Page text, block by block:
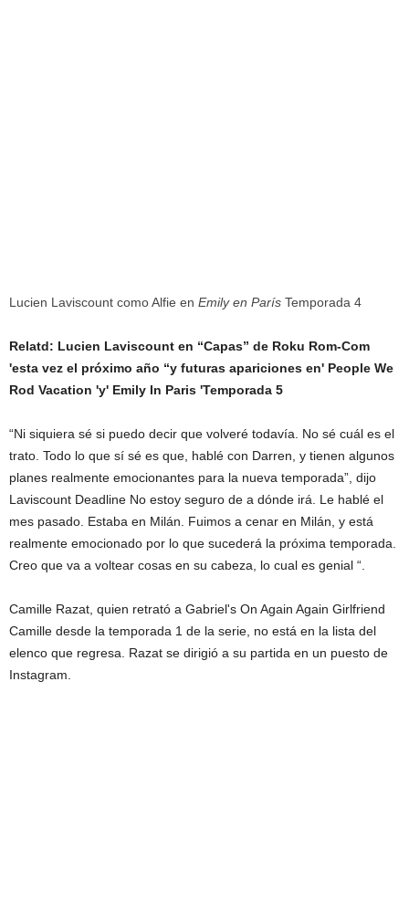
Lucien Laviscount como Alfie en Emily en París Temporada 4
Relatd: Lucien Laviscount en “Capas” de Roku Rom-Com
'esta vez el próximo año “y futuras apariciones en' People We
Rod Vacation 'y' Emily In Paris 'Temporada 5
“Ni siquiera sé si puedo decir que volveré todavía. No sé cuál es el
trato. Todo lo que sí sé es que, hablé con Darren, y tienen algunos
planes realmente emocionantes para la nueva temporada”, dijo
Laviscount Deadline No estoy seguro de a dónde irá. Le hablé el
mes pasado. Estaba en Milán. Fuimos a cenar en Milán, y está
realmente emocionado por lo que sucederá la próxima temporada.
Creo que va a voltear cosas en su cabeza, lo cual es genial “.
Camille Razat, quien retrató a Gabriel's On Again Again Girlfriend
Camille desde la temporada 1 de la serie, no está en la lista del
elenco que regresa. Razat se dirigió a su partida en un puesto de
Instagram.